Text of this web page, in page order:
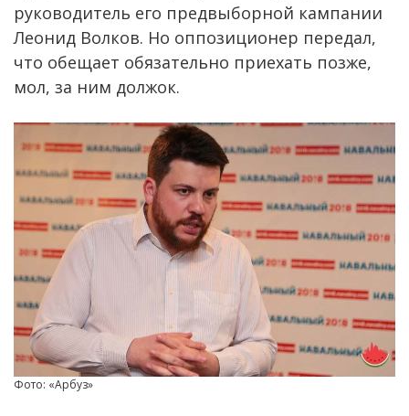
руководитель его предвыборной кампании
Леонид Волков. Но оппозиционер передал,
что обещает обязательно приехать позже,
мол, за ним должок.
Фото: «Арбуз»